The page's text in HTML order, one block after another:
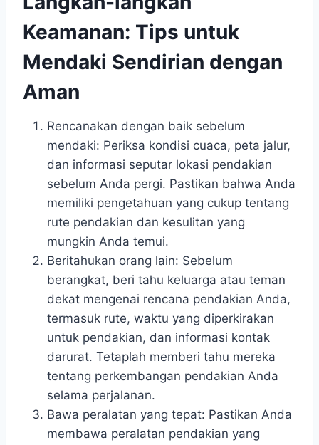
Keamanan: Tips untuk
Mendaki Sendirian dengan
Aman
Rencanakan dengan baik sebelum
mendaki: Periksa kondisi cuaca, peta jalur,
dan informasi seputar lokasi pendakian
sebelum Anda pergi. Pastikan bahwa Anda
memiliki pengetahuan yang cukup tentang
rute pendakian dan kesulitan yang
mungkin Anda temui.
Beritahukan orang lain: Sebelum
berangkat, beri tahu keluarga atau teman
dekat mengenai rencana pendakian Anda,
termasuk rute, waktu yang diperkirakan
untuk pendakian, dan informasi kontak
darurat. Tetaplah memberi tahu mereka
tentang perkembangan pendakian Anda
selama perjalanan.
Bawa peralatan yang tepat: Pastikan Anda
membawa peralatan pendakian yang